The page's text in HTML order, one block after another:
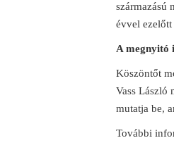
származású
évvel
A megnyitó
Köszöntőt
Vass László
mutatja be,
További